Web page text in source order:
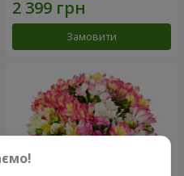
Замовити